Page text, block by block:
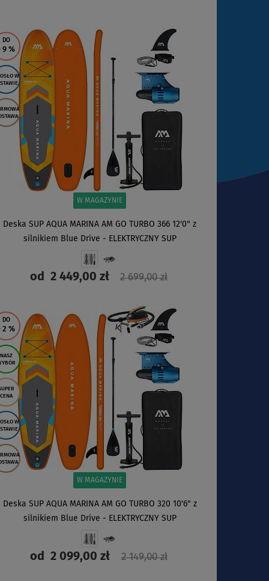
DO
9 %
W
W MAGAZYNIE
Deska SUP AQUA MARINA AM GO TURBO 366 12'0" z
silnikiem Blue Drive - ELEKTRYCZNY SUP
od 2 449,00 zł 2 699,00 zł
DO
2 %
NASZ
CENA
W
W MAGAZYNIE
Deska SUP AQUA MARINA AM GO TURBO 320 10'6" z
silnikiem Blue Drive - ELEKTRYCZNY SUP
od2 099,00 zł 2 149,00 zł